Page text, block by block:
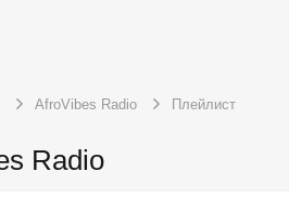
AfroVibes Radio Плейлист
Radio